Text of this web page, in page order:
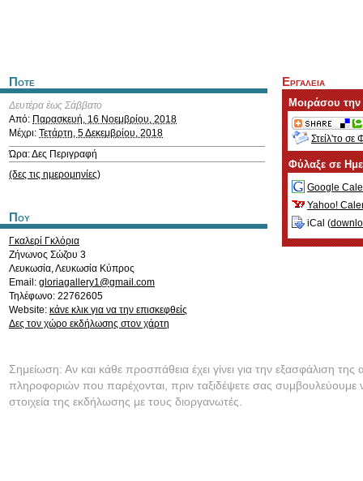
Ποτε
Δευτέρα έως Σάββατο
Από: Παρασκευή, 16 Νοεμβρίου, 2018
Μέχρι: Τετάρτη, 5 Δεκεμβρίου, 2018
Ώρα: Δες Περιγραφή
(δες τις ημερομηνίες)
Που
Γκαλερί Γκλόρια
Ζήνωνος Σώζου 3
Λευκωσία,Λευκωσία Κύπρος
Email: gloriagallery1@gmail.com
Τηλέφωνο: 22762605
Website: κάνε κλικ για να την επισκεφθείς
Δες τον χώρο εκδήλωσης στον χάρτη
Εργαλεια
Μοιράσου
Στείλ'το σε
Φύλαξε σε
Google
Yahoo!
iCal (
Σημείωση: Αν και κάθε προσπάθεια έχει γίνει για την εξασφάλιση της
πληροφοριών που παρέχονται, πριν ταξιδέψετε σας συμβουλεύουμε
στοιχεία της εκδήλωσης με τους διοργανωτές.